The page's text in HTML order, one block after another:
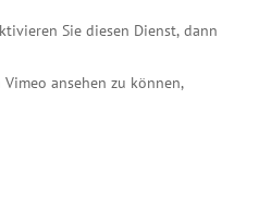
Sie diesen Dienst, dann
ansehen zu können,
Glawe abschließend.